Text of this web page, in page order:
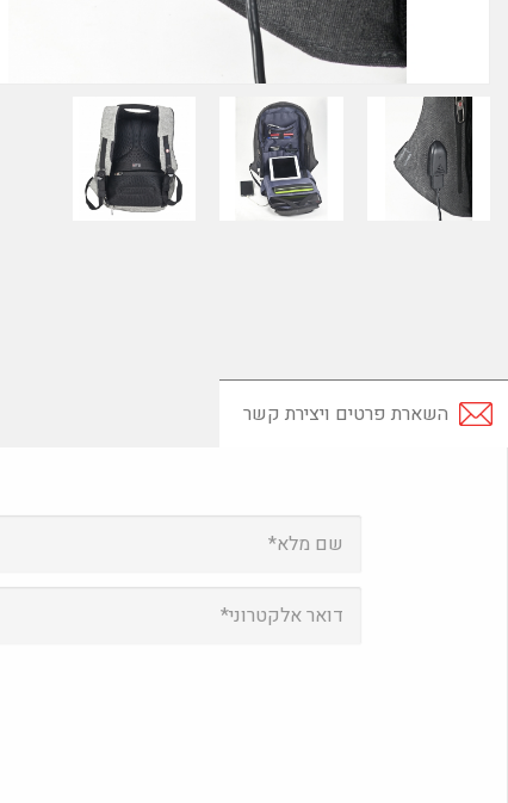
השארת פרטים ויצירת קשר